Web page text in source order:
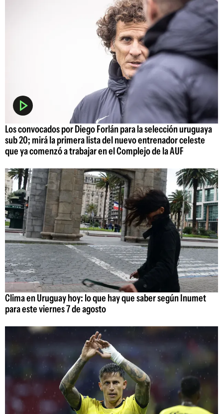
Los convocados por Diego Forlán para la selección uruguaya
sub 20; mirá la primera lista del nuevo entrenador celeste
que ya comenzó a trabajar en el Complejo de la AUF
Clima en Uruguay hoy: lo que hay que saber según Inumet
para este viernes 7 de agosto